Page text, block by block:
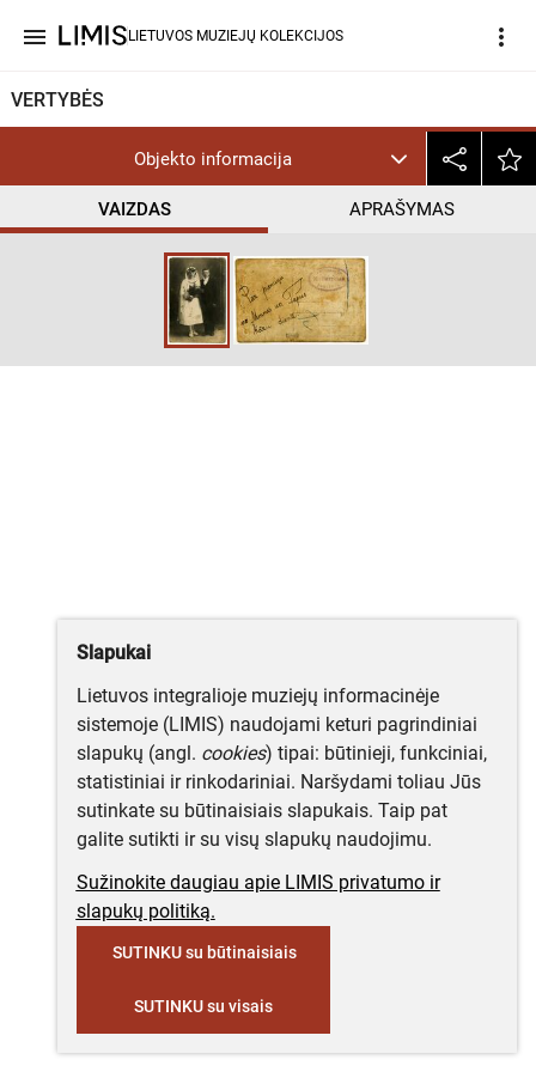
menu LIETUVOS MUZIEJŲ KOLEKCIJOS more_vert
VERTYBĖS
Objekto informacija
VAIZDAS APRAŠYMAS
Slapukai
Lietuvos integralioje muziejų informacinėje
sistemoje (LIMIS) naudojami keturi pagrindiniai
slapukų (angl. cookies) tipai: būtinieji, funkciniai,
statistiniai ir rinkodariniai. Naršydami toliau Jūs
sutinkate su būtinaisiais slapukais. Taip pat
galite sutikti ir su visų slapukų naudojimu.
Sužinokite daugiau apie LIMIS privatumo ir
slapukų politiką.
SUTINKU su būtinaisiais
SUTINKU su visais